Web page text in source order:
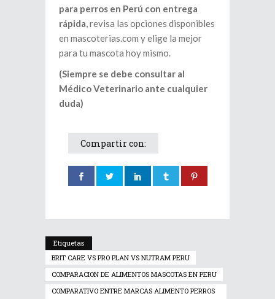
para perros en Perú con entrega
rápida, revisa las opciones disponibles
en mascoterias.com y elige la mejor
para tu mascota hoy mismo.
(Siempre se debe consultar al
Médico Veterinario ante cualquier
duda)
Compartir con:
Etiquetas
BRIT CARE VS PRO PLAN VS NUTRAM PERU
COMPARACION DE ALIMENTOS MASCOTAS EN PERU
COMPARATIVO ENTRE MARCAS ALIMENTO PERROS